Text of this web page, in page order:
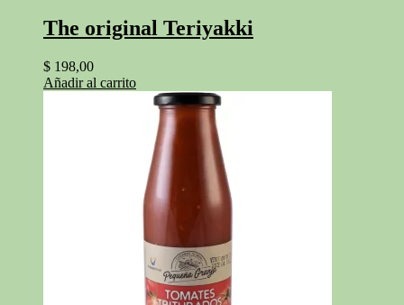
The original Teriyakki
$ 198,00
Añadir al carrito